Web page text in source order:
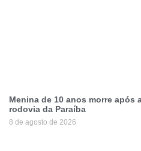
Menina de 10 anos morre após
rodovia da Paraíba
8 de agosto de 2026